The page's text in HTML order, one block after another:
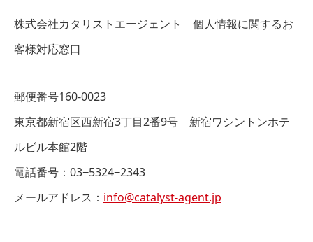
株式会社カタリストエージェント 個人情報に関するお
客様対応窓口
郵便番号160-0023
東京都新宿区西新宿3丁目2番9号 新宿ワシントンホテ
ルビル本館2階
電話番号：03−5324−2343
メールアドレス： info@catalyst-agent.jp